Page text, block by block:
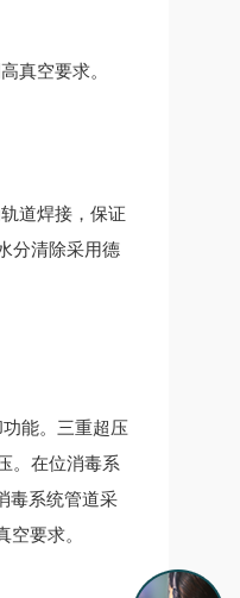
真空要求。
道焊接，保证
分清除采用德
能。三重超压
。在位消毒系
毒系统管道采
要求。